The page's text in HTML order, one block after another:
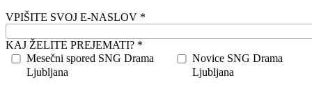
VPIŠITE SVOJ E-NASLOV *
KAJ ŽELITE PREJEMATI? *
Mesečni spored SNG Drama
Ljubljana
Novice SNG Drama
Ljubljana